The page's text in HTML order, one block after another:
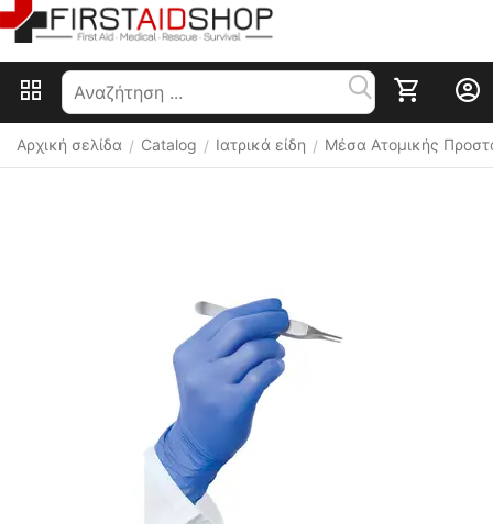
Αρχική σελίδα / Catalog / Ιατρικά είδη / Μέσα Ατομικής